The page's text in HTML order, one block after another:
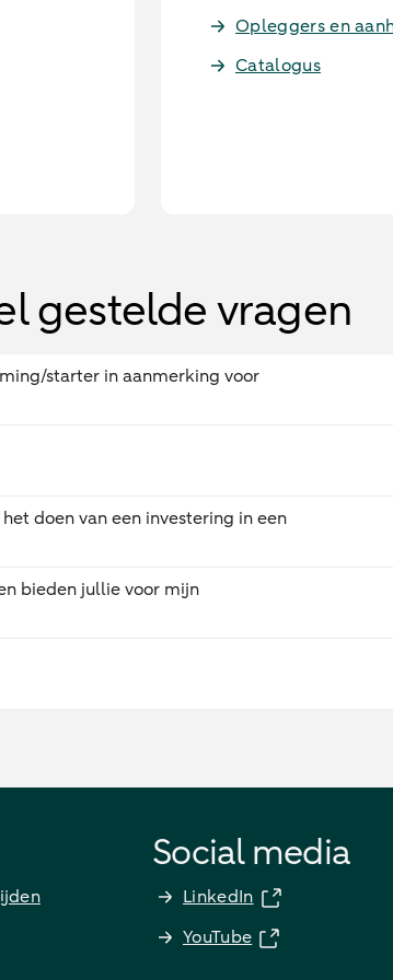
Opleggers en
Catalogus
gestelde vragen
starter in aanmerking voor
doen van een investering in een
bieden jullie voor mijn
Social media
LinkedIn
YouTube